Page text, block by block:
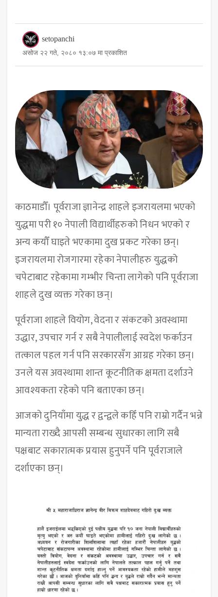
setopanchi
असोज २२ गते, २०८० १३:०७ मा प्रकाशित
काठमाडौँ। पूर्वराजा ज्ञानेन्द्र शाहले इजरायलमा भएको
युद्धमा परी १० नेपाली विद्यार्थीहरुको निधन भएको र
अन्य कयौँ घाइते भएकामा दुख प्रकट गरेका छन्।
इजरायलमा रोजगारमा रहेका नेपालीहरु युद्धको
चपेटाबाट रहेकामा गम्भीर चिन्ता लागेको पनि पूर्वराजा
शाहले दुख व्यक्त गरेका छन्।
पूर्वराजा शाहले वियोग, वेदना र संकटको अवस्थामा
उद्धार, उपचार गर्न र सबै नेपालीलाई स्वदेश फर्काउन
तत्काल पहल गर्न पनि सरकारसँग आग्रह गरेका छन्।
उनले यस अवस्थामा शान्त कूटनीतिक क्षमता दर्शाउने
आवश्यकता रहेको पनि बताएका छन्।
आजको दुनियाँमा युद्ध र द्वन्द्वले कहिँ पनि राम्रो गर्दैन भन्ने
मान्यता राख्दै आपसी सम्बन्ध सुधारका लागि सबै
पक्षबाट सकारात्मक प्रयास हुनुपर्ने पनि पूर्वराजाले
दर्शाएका छन्।